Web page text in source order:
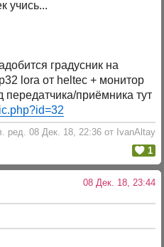
учись...
градусник на
lora от heltec + монитор
приёмника тут
ред. 08 Дек. 18, 22:36 от IvanAltay
1
08 Дек. 18, 23:44